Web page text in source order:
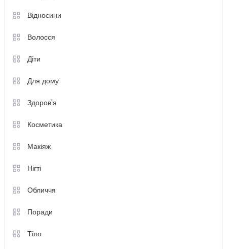
Відносини
Волосся
Діти
Для дому
Здоров'я
Косметика
Макіяж
Нігті
Обличчя
Поради
Тіло